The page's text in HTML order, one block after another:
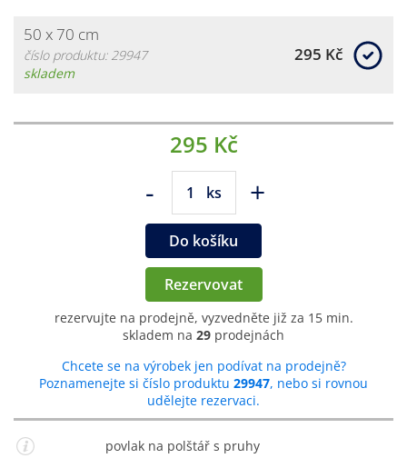
50 x 70 cm
číslo produktu: 29947
skladem
295 Kč
295 Kč
- ks +
Do košíku
Rezervovat
rezervujte na prodejně, vyzvedněte již za 15 min.
skladem na 29 prodejnách
Chcete se na výrobek jen podívat na prodejně?
Poznamenejte si číslo produktu 29947, nebo si rovnou
udělejte rezervaci.
povlak na polštář s pruhy